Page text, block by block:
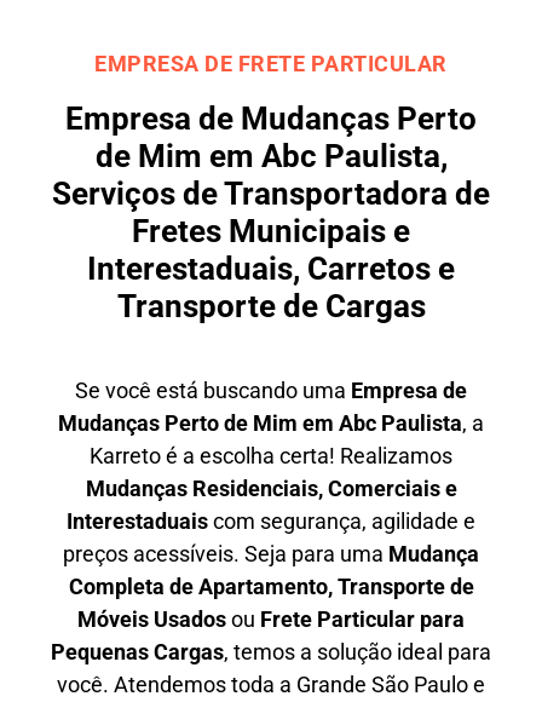
EMPRESA DE FRETE PARTICULAR
Empresa de Mudanças Perto
de Mim em Abc Paulista,
Serviços de Transportadora de
Fretes Municipais e
Interestaduais, Carretos e
Transporte de Cargas
Se você está buscando uma Empresa de
Mudanças Perto de Mim em Abc Paulista, a
Karreto é a escolha certa! Realizamos
Mudanças Residenciais, Comerciais e
Interestaduaiscom segurança, agilidade e
preços acessíveis. Seja para uma Mudança
Completa de Apartamento, Transporte de
Móveis Usadosou Frete Particular para
Pequenas Cargas, temos a solução ideal para
você. Atendemostoda a Grande São Pauloe